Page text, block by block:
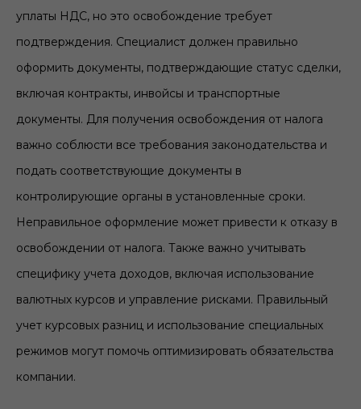
уплаты НДС, но это освобождение требует
подтверждения. Специалист должен правильно
оформить документы, подтверждающие статус сделки,
включая контракты, инвойсы и транспортные
документы. Для получения освобождения от налога
важно соблюсти все требования законодательства и
подать соответствующие документы в
контролирующие органы в установленные сроки.
Неправильное оформление может привести к отказу в
освобождении от налога. Также важно учитывать
специфику учета доходов, включая использование
валютных курсов и управление рисками. Правильный
учет курсовых разниц и использование специальных
режимов могут помочь оптимизировать обязательства
компании.